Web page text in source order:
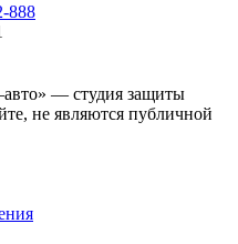
888
— студия защиты
не являются публичной